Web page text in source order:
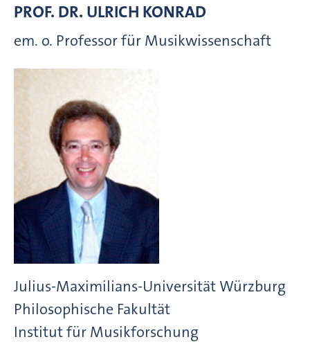
PROF. DR. ULRICH KONRAD
em. o. Professor für Musikwissenschaft
Julius-Maximilians-Universität Würzburg
Philosophische Fakultät
Institut für Musikforschung